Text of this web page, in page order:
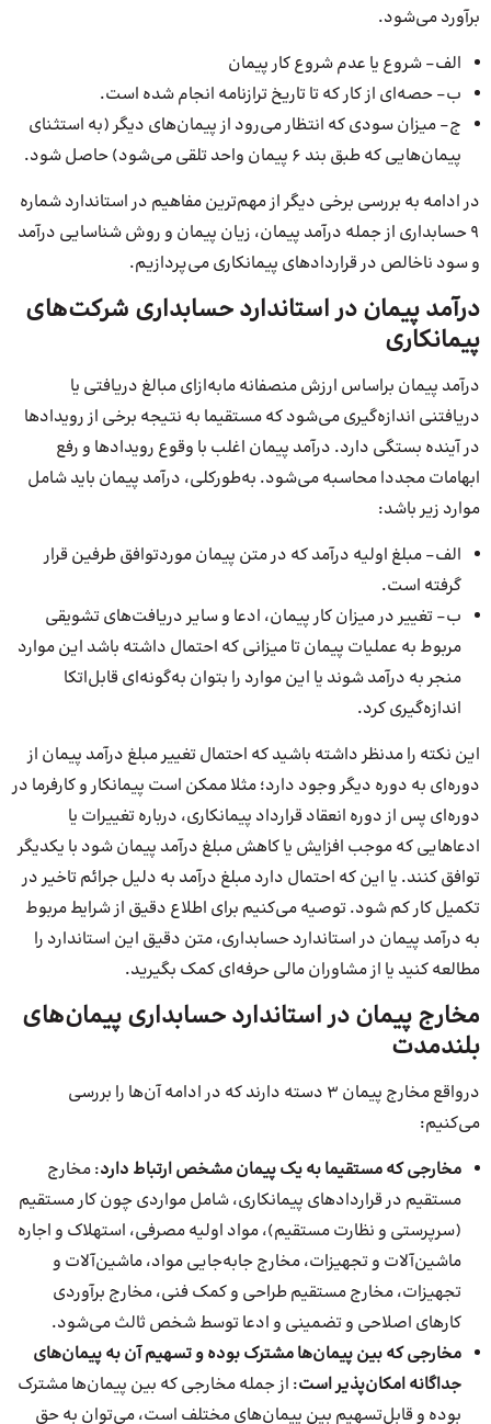
برآورد می‌شود.
الف- شروع یا عدم شروع کار پیمان
ب- حصه‌ای از کار که تا تاریخ ترازنامه انجام شده است.
ج- میزان سودی که انتظار می‌رود از پیمان‌های دیگر (به استثنای
پیمان‌هایی که طبق بند ۶ پیمان واحد تلقی می‌شود) حاصل شود.
در ادامه به بررسی برخی دیگر از مهم‌ترین مفاهیم در استاندارد شماره
۹ حسابداری از جمله درآمد پیمان، زیان پیمان و روش شناسایی درآمد
و سود ناخالص در قراردادهای پیمانکاری می‌پردازیم.
درآمد پیمان در استاندارد حسابداری شرکت‌های
پیمانکاری
درآمد پیمان براساس ارزش منصفانه مابه‌ازای مبالغ دریافتی یا
دریافتنی اندازه‌گیری می‌شود که مستقیما به نتیجه برخی از رویدادها
در آینده بستگی دارد. درآمد پیمان اغلب با وقوع رویدادها و رفع
ابهامات مجددا محاسبه می‌شود. به‌طورکلی، درآمد پیمان باید شامل
موارد زیر باشد:
الف- مبلغ اولیه درآمد که در متن پیمان موردتوافق طرفین قرار
گرفته است.
ب- تغییر در میزان کار پیمان، ادعا و سایر دریافت‌های تشویقی
مربوط به عملیات پیمان تا میزانی که احتمال داشته باشد این موارد
منجر به درآمد شوند یا این موارد را بتوان به‌‌گونه‌ای قابل‌اتکا
اندازه‌گیری کرد.
این نکته را مدنظر داشته باشید که احتمال تغییر مبلغ درآمد پیمان از
دوره‌ای به دوره دیگر وجود دارد؛ مثلا ممکن است پیمانکار و کارفرما در
دوره‌ای پس از دوره انعقاد قرارداد پیمانکاری، درباره تغییرات یا
ادعاهایی که موجب افزایش یا کاهش مبلغ درآمد پیمان شود با یکدیگر
توافق کنند. یا این که احتمال دارد مبلغ درآمد به دلیل جرائم تاخیر در
تکمیل کار کم شود. توصیه می‌کنیم برای اطلاع دقیق از شرایط مربوط
به درآمد پیمان در استاندارد حسابداری، متن دقیق این استاندارد را
مطالعه کنید یا از مشاوران مالی حرفه‌ای کمک بگیرید.
مخارج پیمان در استاندارد حسابداری پیمان‌های
بلندمدت
درواقع مخارج پیمان ۳ دسته دارند که در ادامه آن‌ها را بررسی
می‌کنیم:
مخارجی که مستقیما به یک پیمان مشخص ارتباط دارد: مخارج
مستقیم در قراردادهای پیمانکاری، شامل مواردی چون کار مستقیم
(سرپرستی و نظارت مستقیم)، مواد اولیه مصرفی، استهلاک و اجاره
ماشین‌آلات و تجهیزات، مخارج جابه‌جایی مواد، ماشین‌آلات و
تجهیزات، مخارج مستقیم طراحی و کمک فنی، مخارج برآوردی
کارهای اصلاحی و تضمینی و ادعا توسط شخص ثالث می‌شود.
مخارجی که بین پیمان‌ها مشترک بوده و تسهیم آن به پیمان‌های
جداگانه امکان‌پذیر است: از جمله مخارجی که بین پیمان‌ها مشترک
بوده و قابل‌تسهیم بین پیمان‌های مختلف است، می‌توان به حق